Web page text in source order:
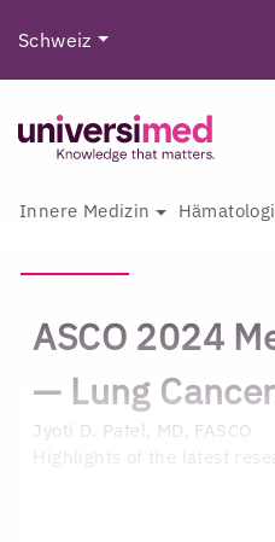
Schweiz
Innere Medizin
ASCO 2024
— Lung
Jyoti D. Patel, MD, FASCO
Highlights of the latest